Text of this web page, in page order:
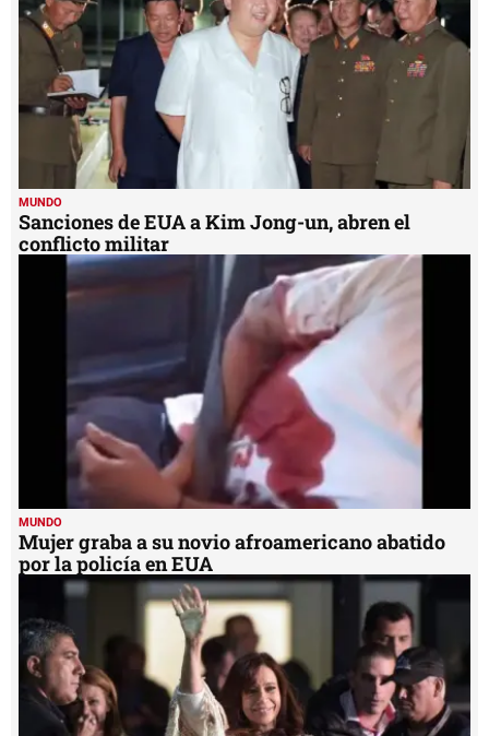
MUNDO
Sanciones de EUA a Kim Jong-un, abren el
conflicto militar
MUNDO
Mujer graba a su novio afroamericano abatido
por la policía en EUA